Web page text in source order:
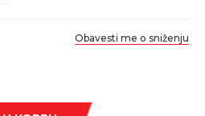
Obavesti me o sniženju